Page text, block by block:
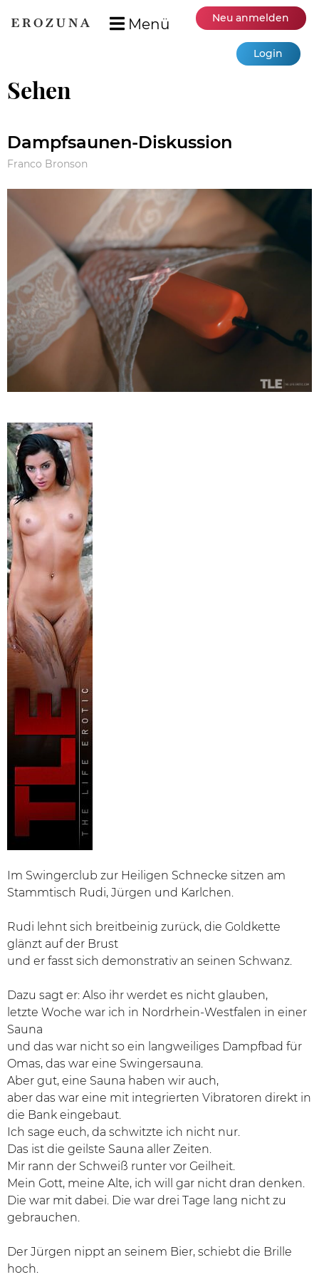
Menü Neu anmelden
Login
Sehen
Dampfsaunen-Diskussion
Franco Bronson
Im Swingerclub zur Heiligen Schnecke sitzen am
Stammtisch Rudi, Jürgen und Karlchen.
Rudi lehnt sich breitbeinig zurück, die Goldkette
glänzt auf der Brust
und er fasst sich demonstrativ an seinen Schwanz.
Dazu sagt er: Also ihr werdet es nicht glauben,
letzte Woche war ich in Nordrhein-Westfalen in einer
Sauna
und das war nicht so ein langweiliges Dampfbad für
Omas, das war eine Swingersauna.
Aber gut, eine Sauna haben wir auch,
aber das war eine mit integrierten Vibratoren direkt in
die Bank eingebaut.
Ich sage euch, da schwitzte ich nicht nur.
Das ist die geilste Sauna aller Zeiten.
Mir rann der Schweiß runter vor Geilheit.
Mein Gott, meine Alte, ich will gar nicht dran denken.
Die war mit dabei. Die war drei Tage lang nicht zu
gebrauchen.
Der Jürgen nippt an seinem Bier, schiebt die Brille
hoch.